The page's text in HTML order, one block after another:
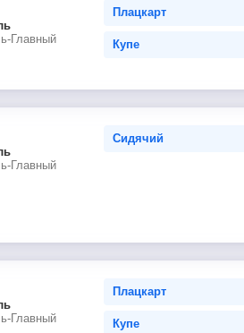
Главный
Плацкарт
Купе
Главный
Сидячий
Главный
Плацкарт
Купе